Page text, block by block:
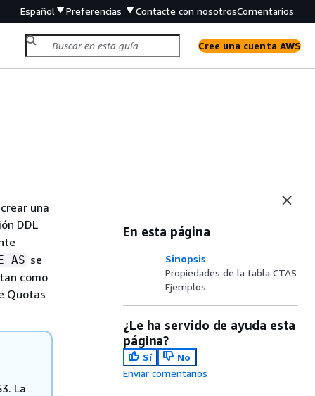
Español Preferencias Contacte con nosotrosComentarios
Cree una cuenta AWS
una
DDL
AS se
como
Quotas
La
En esta página
Sinopsis
Propiedades de la tabla CTAS
Ejemplos
¿Le ha servido de ayuda esta
página?
Sí
No
Enviar comentarios